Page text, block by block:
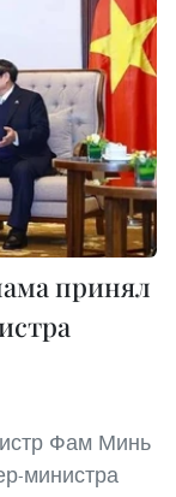
принял
Фам Минь
министра